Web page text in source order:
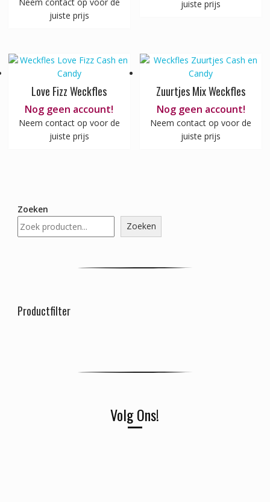
juiste prijs
juiste prijs
Love Fizz Weckfles
Nog geen account!
Neem contact op voor de
juiste prijs
Zuurtjes Mix Weckfles
Nog geen account!
Neem contact op voor de
juiste prijs
Zoeken
Zoeken
Productfilter
Volg Ons!